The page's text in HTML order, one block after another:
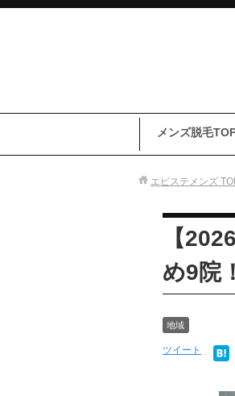
メンズ脱毛
エピステメンズ
【
め9院
地域
ツイート